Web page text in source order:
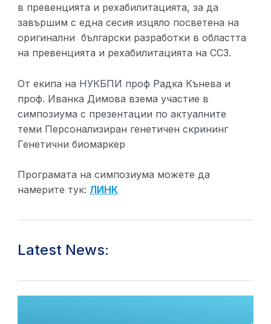
в превенцията и рехабилитацията, за да
завършим с една сесия изцяло посветена на
оригинални български разработки в областта
на превенцията и рехабилитацията на ССЗ.
От екипа на НУКБПИ проф Радка Кънева и
проф. Иванка Димова взема участие в
симпозиума с презентации по актуалните
теми Персонализиран генетичен скрининг
Генетични биомаркер
Програмата на симпозиума можете да
намерите тук: ЛИНК
Latest News: